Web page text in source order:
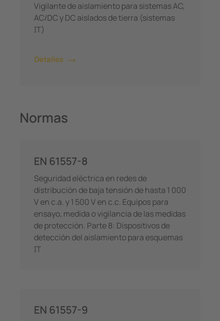
Vigilante de aislamiento para sistemas AC,
AC/DC y DC aislados de tierra (sistemas
IT)
Detalles
Normas
EN 61557-8
Seguridad eléctrica en redes de
distribución de baja tensión de hasta 1 000
V en c.a. y 1 500 V en c.c. Equipos para
ensayo, medida o vigilancia de las medidas
de protección. Parte 8: Dispositivos de
detección del aislamiento para esquemas
IT
EN 61557-9